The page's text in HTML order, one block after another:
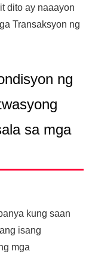
dito ay naaayon
Transaksyon ng
ng
sa mga
kung saan
isang
mga